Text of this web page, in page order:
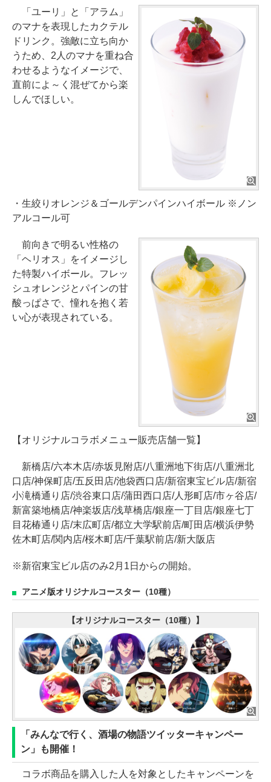
「ユーリ」と「アラム」
のマナを表現したカクテル
ドリンク。強敵に立ち向か
うため、2人のマナを重ね合
わせるようなイメージで、
直前によ～く混ぜてから楽
しんでほしい。
・生絞りオレンジ＆ゴールデンパインハイボール ※ノン
アルコール可
前向きで明るい性格の
「ヘリオス」をイメージし
た特製ハイボール。フレッ
シュオレンジとパインの甘
酸っぱさで、憧れを抱く若
い心が表現されている。
【オリジナルコラボメニュー販売店舗一覧】
新橋店/六本木店/赤坂見附店/八重洲地下街店/八重洲北
口店/神保町店/五反田店/池袋西口店/新宿東宝ビル店/新宿
小滝橋通り店/渋谷東口店/蒲田西口店/人形町店/市ヶ谷店/
新富築地橋店/神楽坂店/浅草橋店/銀座一丁目店/銀座七丁
目花椿通り店/末広町店/都立大学駅前店/町田店/横浜伊勢
佐木町店/関内店/桜木町店/千葉駅前店/新大阪店
※新宿東宝ビル店のみ2月1日からの開始。
アニメ版オリジナルコースター（10種）
【オリジナルコースター（10種）】
「みんなで行く、酒場の物語ツイッターキャンペー
ン」も開催！
コラボ商品を購入した人を対象としたキャンペーンを